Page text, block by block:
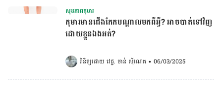
សុខភាពកុមារ
កុមារមានជើងកែកបណ្តាលមកពីអ្វី? អាចបាត់ទៅវិញ
ដោយខ្លួនឯងអត់?
ពិនិត្យដោយ វេជ្ជ. ចាន់ ស៊ីណេត • 06/03/2025